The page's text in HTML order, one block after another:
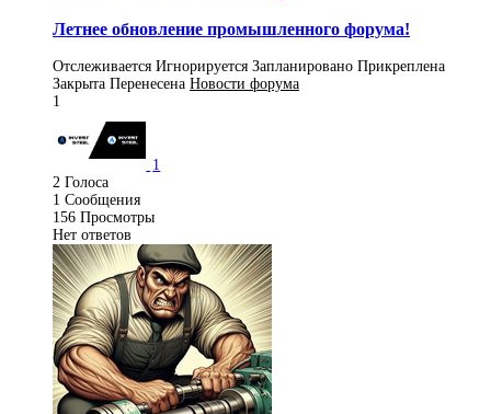
Летнее обновление промышленного форума!
Отслеживается Игнорируется Запланировано Прикреплена
Закрыта Перенесена Новости форума
1
1
2 Голоса
1 Сообщения
156 Просмотры
Нет ответов